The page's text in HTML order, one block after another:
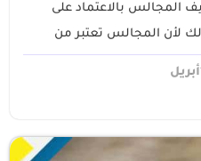
المجالس بالاعتماد على
لأن المجالس تعتبر من
أبريل